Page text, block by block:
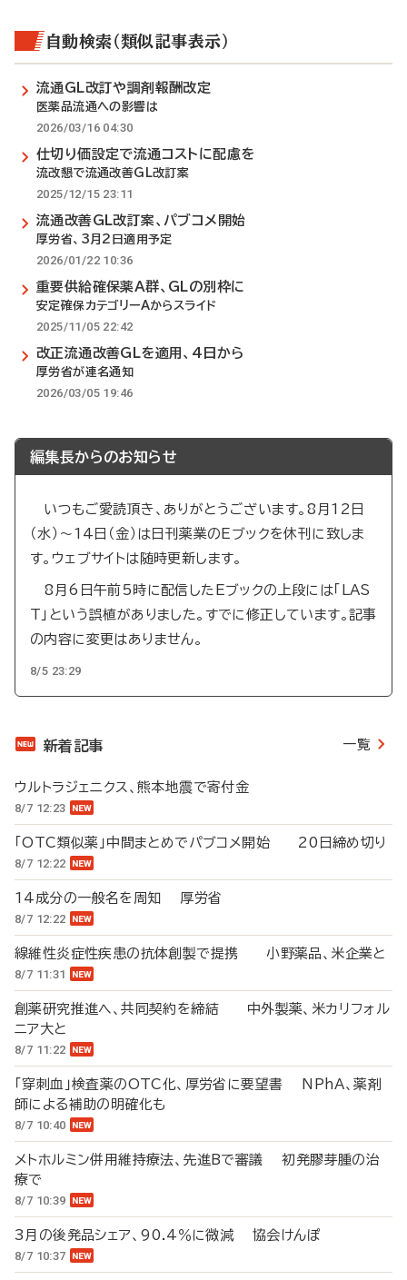
自動検索（類似記事表示）
流通GL改訂や調剤報酬改定
医薬品流通への影響は
2026/03/16 04:30
仕切り価設定で流通コストに配慮を
流改懇で流通改善GL改訂案
2025/12/15 23:11
流通改善GL改訂案、パブコメ開始
厚労省、3月2日適用予定
2026/01/22 10:36
重要供給確保薬A群、GLの別枠に
安定確保カテゴリーAからスライド
2025/11/05 22:42
改正流通改善GLを適用、4日から
厚労省が連名通知
2026/03/05 19:46
編集長からのお知らせ
いつもご愛読頂き、ありがとうございます。8月12日
（水）～14日（金）は日刊薬業のEブックを休刊に致しま
す。ウェブサイトは随時更新します。
8月6日午前5時に配信したEブックの上段には「LAS
T」という誤植がありました。すでに修正しています。記事
の内容に変更はありません。
8/5 23:29
新着記事 一覧
ウルトラジェニクス、熊本地震で寄付金
8/7 12:23
「OTC類似薬」中間まとめでパブコメ開始 20日締め切り
8/7 12:22
14成分の一般名を周知 厚労省
8/7 12:22
線維性炎症性疾患の抗体創製で提携 小野薬品、米企業と
8/7 11:31
創薬研究推進へ、共同契約を締結 中外製薬、米カリフォル
ニア大と
8/7 11:22
「穿刺血」検査薬のOTC化、厚労省に要望書 NPhA、薬剤
師による補助の明確化も
8/7 10:40
メトホルミン併用維持療法、先進Bで審議 初発膠芽腫の治
療で
8/7 10:39
3月の後発品シェア、90.4％に微減 協会けんぽ
8/7 10:37